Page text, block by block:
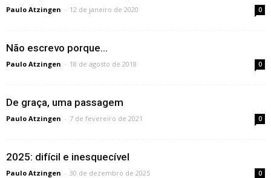
Paulo Atzingen - 12 de janeiro de 2020 0
Não escrevo porque…
Paulo Atzingen - 18 de agosto de 2018 0
De graça, uma passagem
Paulo Atzingen - 7 de fevereiro de 2021 0
2025: difícil e inesquecível
Paulo Atzingen - 30 de dezembro de 2025 0